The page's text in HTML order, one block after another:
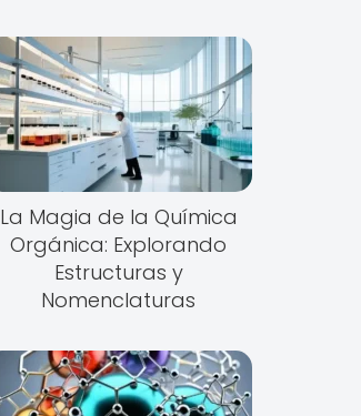
La Magia de la Química
Orgánica: Explorando
Estructuras y
Nomenclaturas